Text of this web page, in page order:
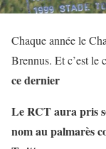
Chaque année le
Brennus. Et c’est le
ce dernier
Le RCT aura pris
nom au palmarès